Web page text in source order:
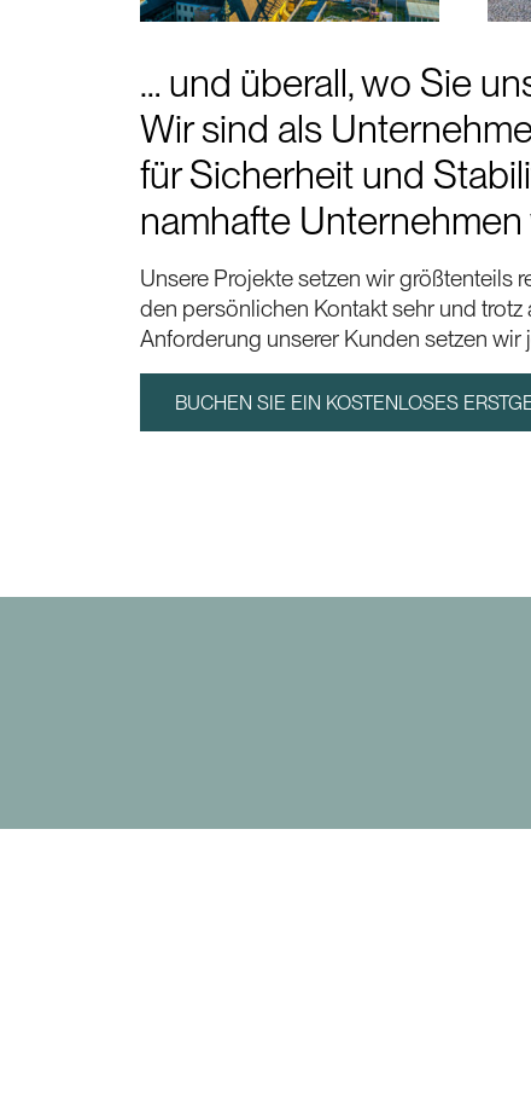
… und überall, wo Sie
Wir sind als
für Sicherheit und
namhafte
Unsere Projekte setzen wir größtenteils
den persönlichen Kontakt sehr und
Anforderung unserer Kunden setzen
BUCHEN SIE EIN KOSTENLOSES